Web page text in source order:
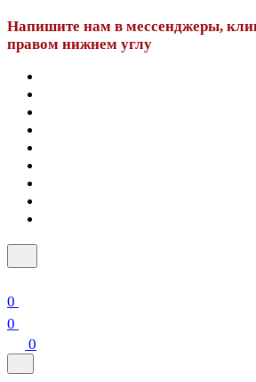
Напишите нам в мессенджеры,
правом нижнем углу
0
0
0